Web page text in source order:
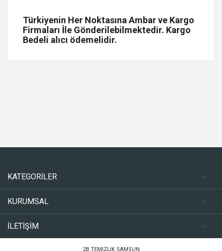
Türkiyenin Her Noktasına Ambar ve Kargo
Firmaları İle Gönderilebilmektedir. Kargo
Bedeli alıcı ödemelidir.
KATEGORİLER
KURUMSAL
İLETİŞİM
2B TEMIZLIK SAMSUN